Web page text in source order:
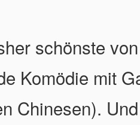
schönste
Komödie mit
Chinesen).